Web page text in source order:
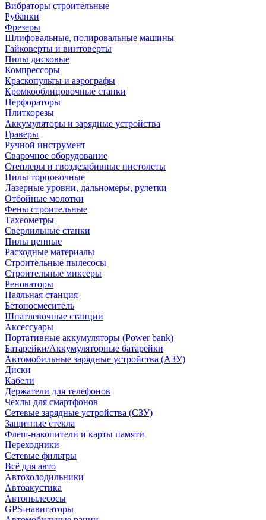
Вибраторы строительные
Рубанки
Фрезеры
Шлифовальные, полировальные машины
Гайковерты и винтоверты
Пилы дисковые
Компрессоры
Краскопульты и аэрографы
Кромкооблицовочные станки
Перфораторы
Плиткорезы
Аккумуляторы и зарядные устройства
Граверы
Ручной инструмент
Сварочное оборудование
Степлеры и гвоздезабивные пистолеты
Пилы торцовочные
Лазерные уровни, дальномеры, рулетки
Отбойные молотки
Фены строительные
Тахеометры
Сверлильные станки
Пилы цепные
Расходные материалы
Строительные пылесосы
Строительные миксеры
Реноваторы
Паяльная станция
Бетоносмеситель
Шпатлевочные станции
Аксессуары
Портативные аккумуляторы (Power bank)
Батарейки/Аккумуляторные батарейки
Автомобильные зарядные устройства (АЗУ)
Диски
Кабели
Держатели для телефонов
Чехлы для смартфонов
Сетевые зарядные устройства (СЗУ)
Защитные стекла
Флеш-накопители и карты памяти
Переходники
Сетевые фильтры
Всё для авто
Автохолодильники
Автоакустика
Автопылесосы
GPS-навигаторы